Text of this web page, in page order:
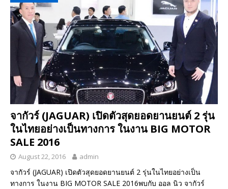
จากัวร์ (JAGUAR) เปิดตัวสุดยอดยานยนต์ 2 รุ่น
ในไทยอย่างเป็นทางการ ในงาน BIG MOTOR
SALE 2016
August 22, 2016 admin
จากัวร์ (JAGUAR) เปิดตัวสุดยอดยานยนต์ 2 รุ่นในไทยอย่างเป็น
ทางการ ในงาน BIG MOTOR SALE 2016พบกับ ออล นิว จากัวร์